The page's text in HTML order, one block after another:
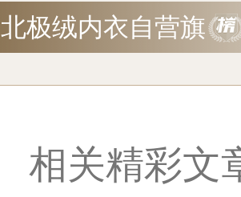
北极绒内衣自营旗
舰店
相关精彩文